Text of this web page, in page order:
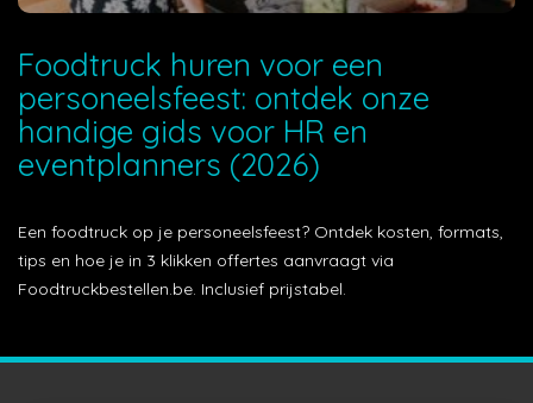
Foodtruck huren voor een
personeelsfeest: ontdek onze
handige gids voor HR en
eventplanners (2026)
Een foodtruck op je personeelsfeest? Ontdek kosten, formats,
tips en hoe je in 3 klikken offertes aanvraagt via
Foodtruckbestellen.be. Inclusief prijstabel.